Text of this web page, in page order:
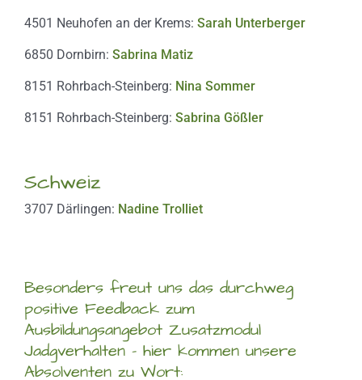
4501 Neuhofen an der Krems: Sarah Unterberger
6850 Dornbirn: Sabrina Matiz
8151 Rohrbach-Steinberg: Nina Sommer
8151 Rohrbach-Steinberg: Sabrina Gößler
Schweiz
3707 Därlingen: Nadine Trolliet
Besonders freut uns das durchweg
positive Feedback zum
Ausbildungsangebot Zusatzmodul
Jadgverhalten – hier kommen unsere
Absolventen zu Wort: